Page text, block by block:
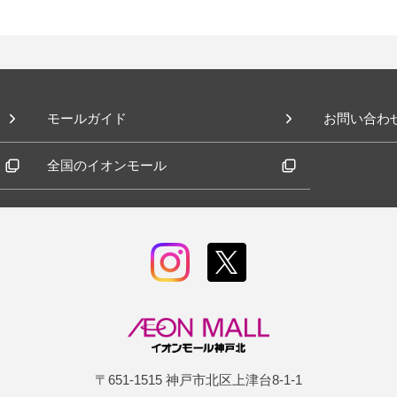
モールガイド お問い合わ
全国のイオンモール
〒651-1515 神戸市北区上津台8-1-1